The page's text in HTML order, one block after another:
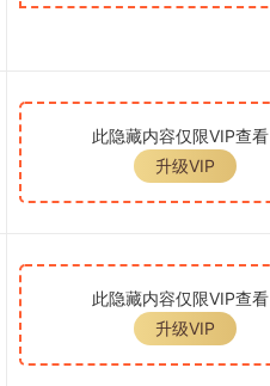
此隐藏内容仅限VIP查看
升级VIP
此隐藏内容仅限VIP查看
升级VIP